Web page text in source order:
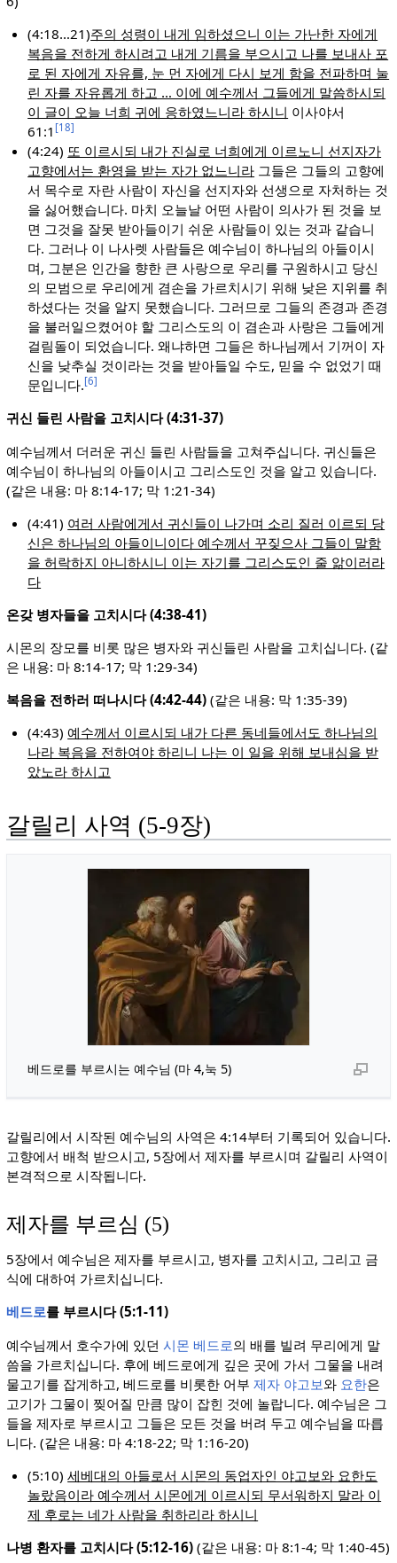
(4:18…21)주의 성령이 내게 임하셨으니 이는 가난한 자에게
복음을 전하게 하시려고 내게 기름을 부으시고 나를 보내사 포
로 된 자에게 자유를, 눈 먼 자에게 다시 보게 함을 전파하며 눌
린 자를 자유롭게 하고 … 이에 예수께서 그들에게 말씀하시되
이 글이 오늘 너희 귀에 응하였느니라 하시니 이사야서
61:1 [18]
(4:24) 또 이르시되 내가 진실로 너희에게 이르노니 선지자가
고향에서는 환영을 받는 자가 없느니라 그들은 그들의 고향에
서 목수로 자란 사람이 자신을 선지자와 선생으로 자처하는 것
을 싫어했습니다. 마치 오늘날 어떤 사람이 의사가 된 것을 보
면 그것을 잘못 받아들이기 쉬운 사람들이 있는 것과 같습니
다. 그러나 이 나사렛 사람들은 예수님이 하나님의 아들이시
며, 그분은 인간을 향한 큰 사랑으로 우리를 구원하시고 당신
의 모범으로 우리에게 겸손을 가르치시기 위해 낮은 지위를 취
하셨다는 것을 알지 못했습니다. 그러므로 그들의 존경과 존경
을 불러일으켰어야 할 그리스도의 이 겸손과 사랑은 그들에게
걸림돌이 되었습니다. 왜냐하면 그들은 하나님께서 기꺼이 자
신을 낮추실 것이라는 것을 받아들일 수도, 믿을 수 없었기 때
문입니다.[6]
귀신 들린 사람을 고치시다 (4:31-37)
예수님께서 더러운 귀신 들린 사람들을 고쳐주십니다. 귀신들은
예수님이 하나님의 아들이시고 그리스도인 것을 알고 있습니다.
(같은 내용: 마 8:14-17; 막 1:21-34)
(4:41) 여러 사람에게서 귀신들이 나가며 소리 질러 이르되 당
신은 하나님의 아들이니이다 예수께서 꾸짖으사 그들이 말함
을 허락하지 아니하시니 이는 자기를 그리스도인 줄 앎이러라
다
온갖 병자들을 고치시다 (4:38-41)
시몬의 장모를 비롯 많은 병자와 귀신들린 사람을 고치십니다. (같
은 내용: 마 8:14-17; 막 1:29-34)
복음을 전하러 떠나시다 (4:42-44)(같은 내용: 막 1:35-39)
(4:43)예수께서 이르시되 내가 다른 동네들에서도 하나님의
나라 복음을 전하여야 하리니 나는 이 일을 위해 보내심을 받
았노라 하시고
갈릴리 사역 (5-9장)
베드로를 부르시는 예수님 (마 4,눅 5)
갈릴리에서 시작된 예수님의 사역은 4:14부터 기록되어 있습니다.
고향에서 배척 받으시고, 5장에서 제자를 부르시며 갈릴리 사역이
본격적으로 시작됩니다.
제자를 부르심 (5)
5장에서 예수님은 제자를 부르시고, 병자를 고치시고, 그리고 금
식에 대하여 가르치십니다.
베드로를 부르시다 (5:1-11)
예수님께서 호수가에 있던 시몬 베드로의 배를 빌려 무리에게 말
씀을 가르치십니다. 후에 베드로에게 깊은 곳에 가서 그물을 내려
물고기를 잡게하고, 베드로를 비롯한 어부 제자 야고보와 요한은
고기가 그물이 찢어질 만큼 많이 잡힌 것에 놀랍니다. 예수님은 그
들을 제자로 부르시고 그들은 모든 것을 버려 두고 예수님을 따릅
니다. (같은 내용: 마 4:18-22; 막 1:16-20)
(5:10)세베대의 아들로서 시몬의 동업자인 야고보와 요한도
놀랐음이라 예수께서 시몬에게 이르시되 무서워하지 말라 이
제 후로는 네가 사람을 취하리라 하시니
나병 환자를 고치시다 (5:12-16)(같은 내용: 마 8:1-4; 막 1:40-45)